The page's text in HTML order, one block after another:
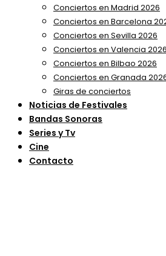
Conciertos en Madrid 2026
Conciertos en Barcelona
Conciertos en Sevilla 2026
Conciertos en Valencia 2026
Conciertos en Bilbao 2026
Conciertos en Granada
Giras de conciertos
Noticias de Festivales
Bandas Sonoras
Series y Tv
Cine
Contacto